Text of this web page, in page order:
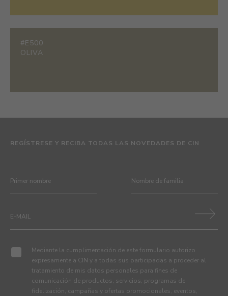
#E500
OLIVA
REGÍSTRESE Y RECIBA TODAS LAS NOVEDADES DE CIN
Mediante la cumplimentación de este formulario autorizo
expresamente a CIN y a todas sus participadas a proceder al
tratamiento de mis datos personales para fines de
comunicación de productos, servicios, programas de
fidelización, campañas y ofertas promocionales, eventos,